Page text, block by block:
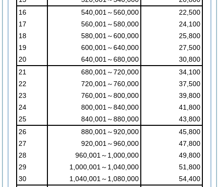
16
540,001～560,000
22,500
17
560,001～580,000
24,100
18
580,001～600,000
25,800
19
600,001～640,000
27,500
20
640,001～680,000
30,800
21
680,001～720,000
34,100
22
720,001～760,000
37,500
23
760,001～800,000
39,800
24
800,001～840,000
41,800
25
840,001～880,000
43,800
26
880,001～920,000
45,800
27
920,001～960,000
47,800
28
960,001～1,000,000
49,800
29
1,000,001～1,040,000
51,800
30
1,040,001～1,080,000
54,400